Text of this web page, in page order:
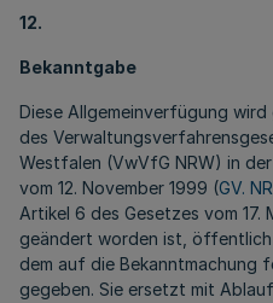
12.
Bekanntgabe
Diese Allgemeinverfügung
des
Westfalen (VwVfG NRW) in
vom 12. November 1999 (GV.
Artikel 6 des Gesetzes vom 17.
geändert worden ist,
dem auf die Bekanntmachung
gegeben. Sie ersetzt mit